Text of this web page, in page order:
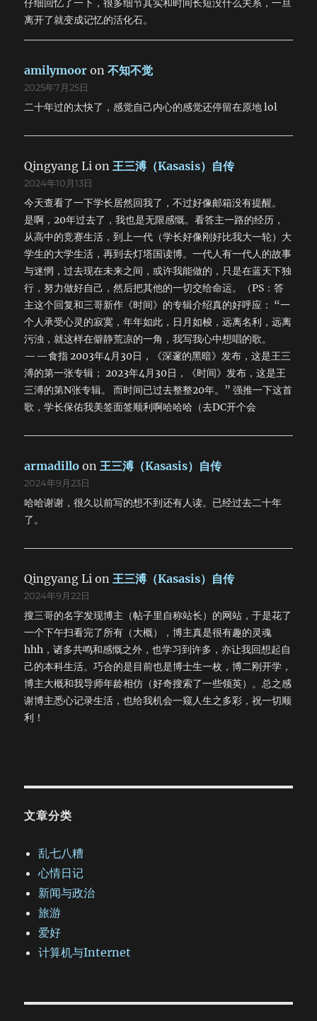
离开了就变成记忆的活化石。
amilymoor on不知不觉
2025年7月25日
二十年过的太快了，感觉自己内心的感觉还停留在原地 lol
Qingyang Li on 王三溥（Kasasis）自传
2024年10月13日
今天查看了一下学长居然回我了，不过好像邮箱没有提醒。
是啊，20年过去了，我也是无限感慨。看答主一路的经历，
从高中的竞赛生活，到上一代（学长好像刚好比我大一轮）大
学生的大学生活，再到去灯塔国读博。一代人有一代人的故事
与迷惘，过去现在未来之间，或许我能做的，只是在蓝天下独
行，努力做好自己，然后把其他的一切交给命运。（PS：答
主这个回复和三哥新作《时间》的专辑介绍真的好呼应： “一
个人承受心灵的寂寞，年年如此，日月如梭，远离名利，远离
污浊，就这样在僻静荒凉的一角，我写我心中想唱的歌。
——食指 2003年4月30日，《深邃的黑暗》发布，这是王三
溥的第一张专辑； 2023年4月30日，《时间》发布，这是王
三溥的第N张专辑。 而时间已过去整整20年。” 强推一下这首
歌，学长保佑我美签面签顺利啊哈哈哈（去DC开个会
armadillo on 王三溥（Kasasis）自传
2024年9月23日
哈哈谢谢，很久以前写的想不到还有人读。已经过去二十年
了。
Qingyang Li on 王三溥（Kasasis）自传
2024年9月22日
搜三哥的名字发现博主（帖子里自称站长）的网站，于是花了
一个下午扫看完了所有（大概），博主真是很有趣的灵魂
hhh，诸多共鸣和感慨之外，也学习到许多，亦让我回想起自
己的本科生活。巧合的是目前也是博士生一枚，博二刚开学，
博主大概和我导师年龄相仿（好奇搜索了一些领英）。总之感
谢博主悉心记录生活，也给我机会一窥人生之多彩，祝一切顺
利！
文章分类
乱七八糟
心情日记
新闻与政治
旅游
爱好
计算机与Internet